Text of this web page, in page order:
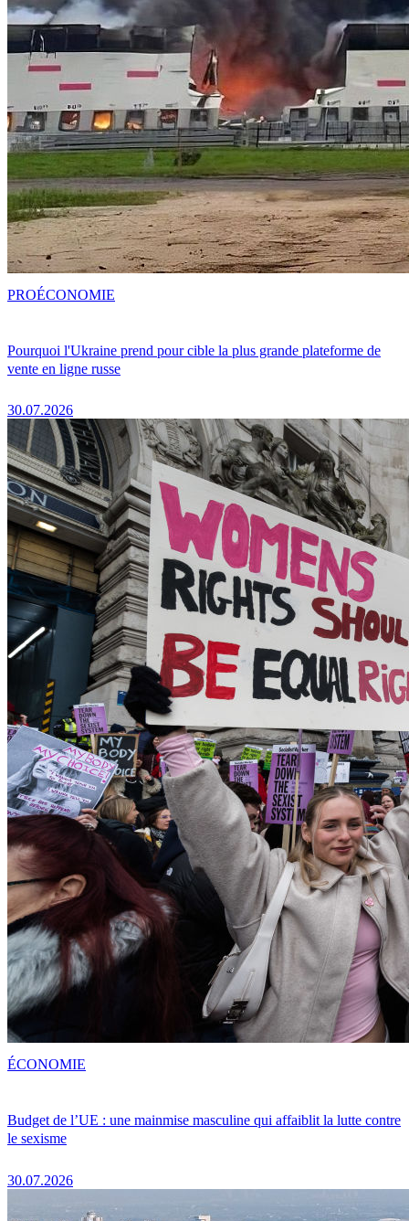
Pourquoi l'Ukraine prend pour cible la plus grande plateforme de
vente en ligne russe
30.07.2026
PROÉCONOMIE
Budget de l’UE : une mainmise masculine qui affaiblit la lutte contre
le sexisme
30.07.2026
ÉCONOMIE